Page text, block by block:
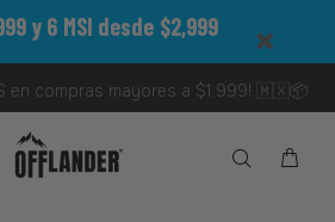
y 6 MSI desde $2,999
en compras mayores a $1,999! 🇲🇽📦